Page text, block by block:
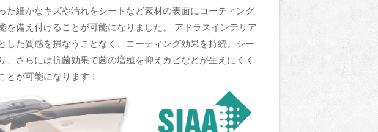
た細かなキズや汚れをシートなど素材の表面にコーティング
を備え付けることが可能になりました。 アドラスインテリア
した質感を損なうことなく、コーティング効果を持続。シー
、さらには抗菌効果で菌の増殖を抑えカビなどが生えにくく
とが可能になります！